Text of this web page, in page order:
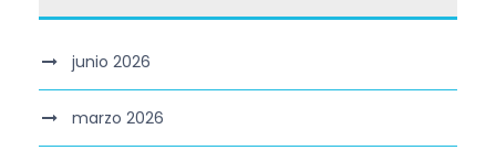
junio 2026
marzo 2026